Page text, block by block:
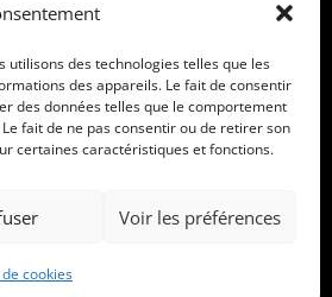
des technologies telles que les
des appareils. Le fait de consentir
des données telles que le comportement
fait de ne pas consentir ou de retirer son
certaines caractéristiques et fonctions.
Voir les préférences
cookies